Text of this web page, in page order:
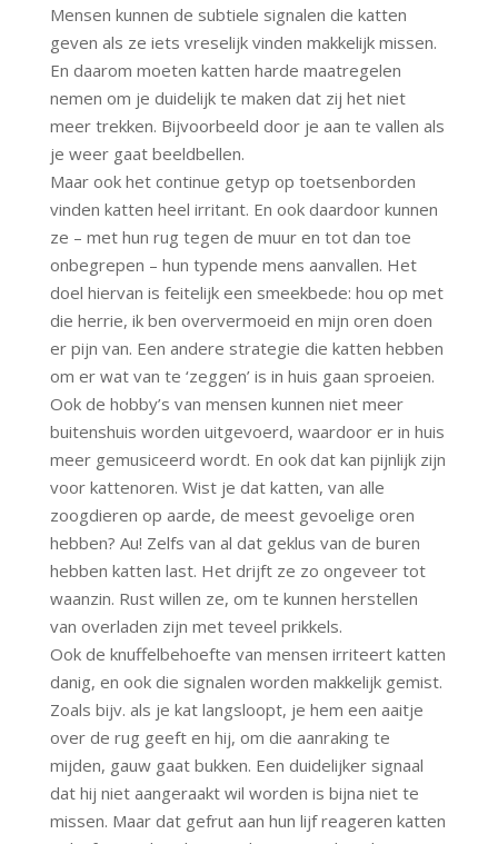
Mensen kunnen de subtiele signalen die katten
geven als ze iets vreselijk vinden makkelijk missen.
En daarom moeten katten harde maatregelen
nemen om je duidelijk te maken dat zij het niet
meer trekken. Bijvoorbeeld door je aan te vallen als
je weer gaat beeldbellen.
Maar ook het continue getyp op toetsenborden
vinden katten heel irritant. En ook daardoor kunnen
ze – met hun rug tegen de muur en tot dan toe
onbegrepen – hun typende mens aanvallen. Het
doel hiervan is feitelijk een smeekbede: hou op met
die herrie, ik ben oververmoeid en mijn oren doen
er pijn van. Een andere strategie die katten hebben
om er wat van te ‘zeggen’ is in huis gaan sproeien.
Ook de hobby’s van mensen kunnen niet meer
buitenshuis worden uitgevoerd, waardoor er in huis
meer gemusiceerd wordt. En ook dat kan pijnlijk zijn
voor kattenoren. Wist je dat katten, van alle
zoogdieren op aarde, de meest gevoelige oren
hebben? Au! Zelfs van al dat geklus van de buren
hebben katten last. Het drijft ze zo ongeveer tot
waanzin. Rust willen ze, om te kunnen herstellen
van overladen zijn met teveel prikkels.
Ook de knuffelbehoefte van mensen irriteert katten
danig, en ook die signalen worden makkelijk gemist.
Zoals bijv. als je kat langsloopt, je hem een aaitje
over de rug geeft en hij, om die aanraking te
mijden, gauw gaat bukken. Een duidelijker signaal
dat hij niet aangeraakt wil worden is bijna niet te
missen. Maar dat gefrut aan hun lijf reageren katten